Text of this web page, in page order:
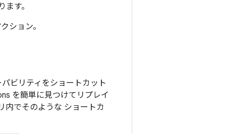
す。
ション。
ビリティをショートカット
を簡単に見つけてリプレイ
内でそのような ショートカ